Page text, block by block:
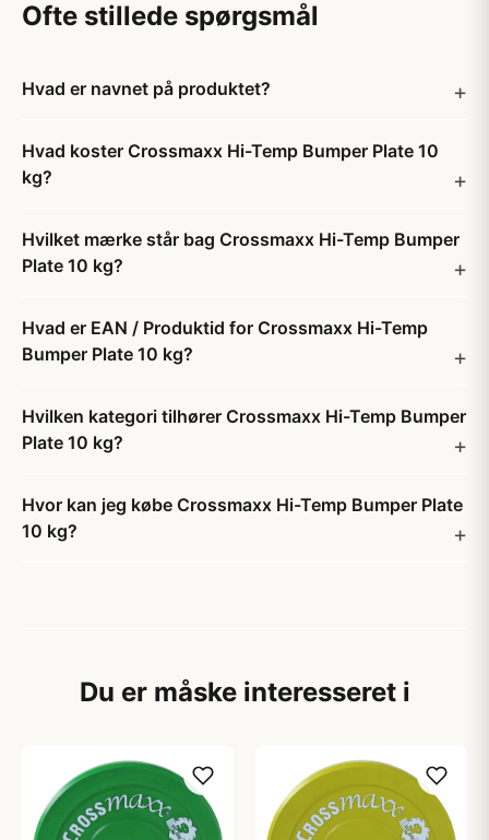
Ofte stillede spørgsmål
Hvad er navnet på produktet?
Hvad koster Crossmaxx Hi-Temp Bumper Plate 10
kg?
Hvilket mærke står bag Crossmaxx Hi-Temp Bumper
Plate 10 kg?
Hvad er EAN / Produktid for Crossmaxx Hi-Temp
Bumper Plate 10 kg?
Hvilken kategori tilhører Crossmaxx Hi-Temp Bumper
Plate 10 kg?
Hvor kan jeg købe Crossmaxx Hi-Temp Bumper Plate
10 kg?
Du er måske interesseret i